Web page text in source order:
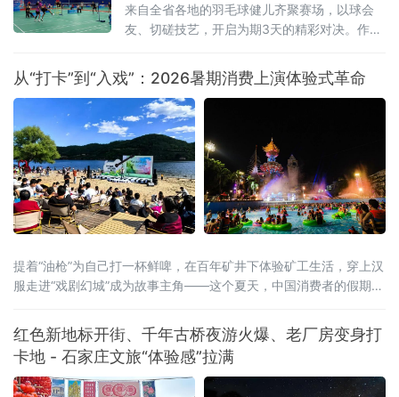
来自全省各地的羽毛球健儿齐聚赛场，以球会
友、切磋技艺，开启为期3天的精彩对决。作为
赛程紧凑、看点十足。据了解，比赛共设置
男、女团体和混合双打、男子双打、女子双
打、男子单打、女子单打七大竞赛项目，全面
覆盖羽毛球主流竞赛组别，为
从“打卡”到“入戏”：2026暑期消费上演体验式革命
提着“油枪”为自己打一杯鲜啤，在百年矿井下体验矿工生活，穿上汉
服走进“戏剧幻城”成为故事主角——这个夏天，中国消费者的假期打
从“打卡式”到“入戏式”的消费变革席卷全国。文旅部启动的全国暑期
文旅消费季，各地落地超3万场特色活动、发放4.5亿元文旅补贴；
国务院近期批复的《扩大消费“十五五”规划》更明确
红色新地标开街、千年古桥夜游火爆、老厂房变身打
卡地 - 石家庄文旅“体验感”拉满